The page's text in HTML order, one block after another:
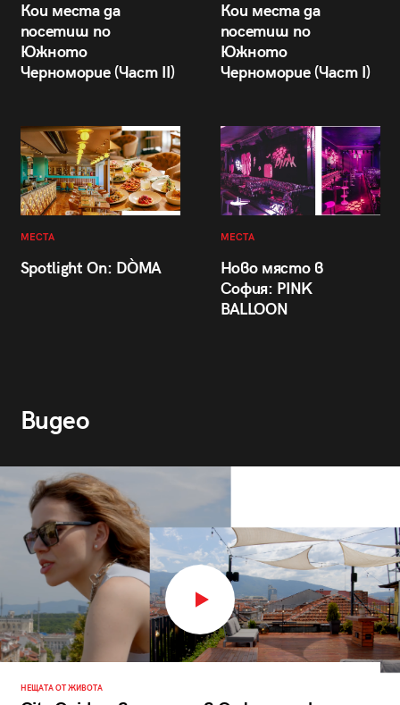
Кои места да
посетиш по
Южното
Черноморие (Част II)
Кои места да
посетиш по
Южното
Черноморие (Част I)
МЕСТА
Spotlight On: DÒMA
МЕСТА
Ново място в
София: PINK
BALLOON
Видео
НЕЩАТА ОТ ЖИВОТА